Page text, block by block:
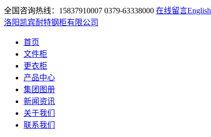
全国咨询热线：15837910007 0379-63338000 在线留言English
洛阳凯宾耐特钢柜有限公司
首页
文件柜
更衣柜
产品中心
集团图册
新闻资讯
关于我们
联系我们